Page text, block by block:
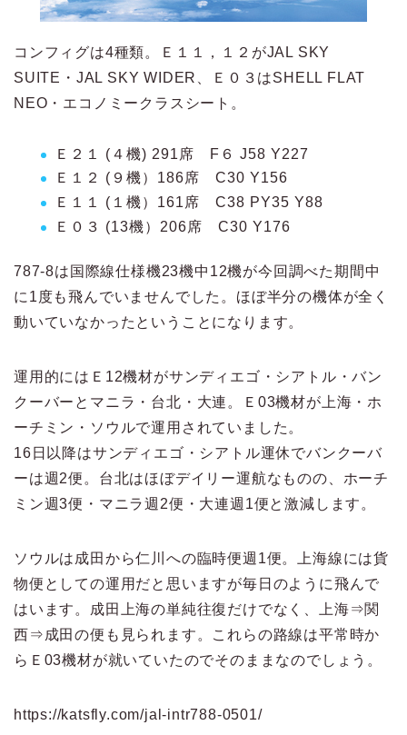
コンフィグは4種類。Ｅ１１，１２がJAL SKY
SUITE・JAL SKY WIDER、Ｅ０３はSHELL FLAT
NEO・エコノミークラスシート。
Ｅ２１ (４機) 291席 F６ J58 Y227
Ｅ１２ (９機）186席 C30 Y156
Ｅ１１ (１機）161席 C38 PY35 Y88
Ｅ０３ (13機）206席 C30 Y176
787-8は国際線仕様機23機中12機が今回調べた期間中
に1度も飛んでいませんでした。ほぼ半分の機体が全く
動いていなかったということになります。
運用的にはＥ12機材がサンディエゴ・シアトル・バン
クーバーとマニラ・台北・大連。Ｅ03機材が上海・ホ
ーチミン・ソウルで運用されていました。
16日以降はサンディエゴ・シアトル運休でバンクーバ
ーは週2便。台北はほぼデイリー運航なものの、ホーチ
ミン週3便・マニラ週2便・大連週1便と激減します。
ソウルは成田から仁川への臨時便週1便。上海線には貨
物便としての運用だと思いますが毎日のように飛んで
はいます。成田上海の単純往復だけでなく、上海⇒関
西⇒成田の便も見られます。これらの路線は平常時か
らＥ03機材が就いていたのでそのままなのでしょう。
https://katsfly.com/jal-intr788-0501/